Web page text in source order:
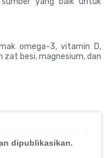
omega-3, vitamin D,
zat besi, magnesium, dan
dipublikasikan.